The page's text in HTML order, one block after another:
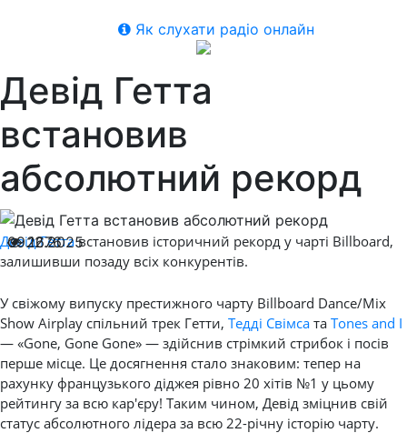
Як слухати радіо онлайн
Девід Гетта
встановив
абсолютний рекорд
09.12.2025
2676
Девід Геттавстановив історичний рекорд у чарті Billboard,
залишивши позаду всіх конкурентів.
У свіжому випуску престижного чарту Billboard Dance/Mix
Show Airplay спільний трек Гетти, Тедді Свімса та Tones and I
— «Gone, Gone Gone» — здійснив стрімкий стрибок і посів
перше місце. Це досягнення стало знаковим: тепер на
рахунку французького діджея рівно 20 хітів №1 у цьому
рейтингу за всю кар'єру! Таким чином, Девід зміцнив свій
статус абсолютного лідера за всю 22-річну історію чарту.